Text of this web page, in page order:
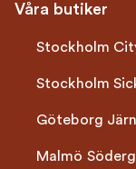
Våra butiker
Stockholm
Stockholm
Göteborg
Malmö